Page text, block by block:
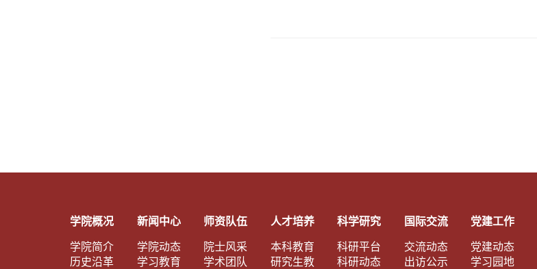
学院概况
学院简介
历史沿革
新闻中心
学院动态
学习教育
师资队伍
院士风采
学术团队
人才培养
本科教育
研究生教
科学研究
科研平台
科研动态
国际交流
交流动态
出访公示
党建工作
党建动态
学习园地